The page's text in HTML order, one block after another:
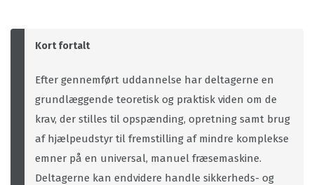
Kort fortalt
Efter gennemført uddannelse har deltagerne en
grundlæggende teoretisk og praktisk viden om de
krav, der stilles til opspænding, opretning samt brug
af hjælpeudstyr til fremstilling af mindre komplekse
emner på en universal, manuel fræsemaskine.
Deltagerne kan endvidere handle sikkerheds- og